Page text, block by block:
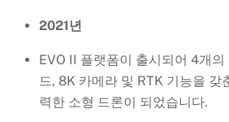
2021년
EVO II 플랫폼이 출시되어 4개의
드, 8K 카메라 및 RTK 기능을 갖
력한 소형 드론이 되었습니다.